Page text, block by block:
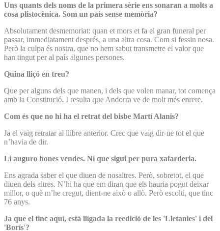
Uns quants dels noms de la primera sèrie ens sonaran a molts a
cosa plistocènica. Som un país sense memòria?
Absolutament desmemoriat: quan et mors et fa el gran funeral per
passar, immediatament després, a una altra cosa. Com si fessin nosa.
Però la culpa és nostra, que no hem sabut transmetre el valor que
han tingut per al país algunes persones.
Quina lliçó en treu?
Que per alguns dels que manen, i dels que volen manar, tot comença
amb la Constitució. I resulta que Andorra ve de molt més enrere.
Com és que no hi ha el retrat del bisbe Martí Alanis?
Ja el vaig retratar al llibre anterior. Crec que vaig dir-ne tot el que
n’havia de dir.
Li auguro bones vendes. Ni que sigui per pura xafarderia.
Ens agrada saber el que diuen de nosaltres. Però, sobretot, el que
diuen dels altres. N’hi ha que em diran que els hauria pogut deixar
millor, o què m’he cregut, dient-ne això o allò. Però escolti, que tinc
76 anys.
Ja que el tinc aquí, està lligada la reedició de les 'Lletanies' i del
'Borís'?